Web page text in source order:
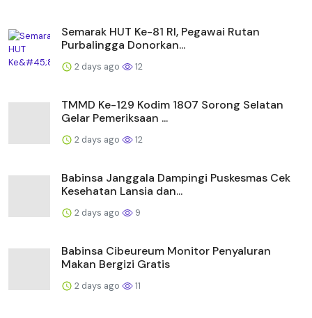
Semarak HUT Ke-81 RI, Pegawai Rutan
Purbalingga Donorkan...
2 days ago 12
TMMD Ke-129 Kodim 1807 Sorong Selatan
Gelar Pemeriksaan ...
2 days ago 12
Babinsa Janggala Dampingi Puskesmas Cek
Kesehatan Lansia dan...
2 days ago 9
Babinsa Cibeureum Monitor Penyaluran
Makan Bergizi Gratis
2 days ago 11